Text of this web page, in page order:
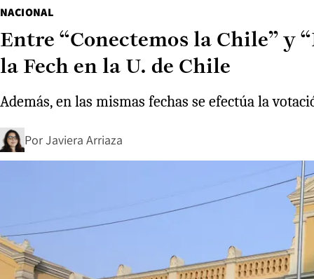
NACIONAL
Entre “Conectemos la Chile” y
la Fech en la U. de Chile
Además, en las mismas fechas se efectúa la
PorJaviera Arriaza